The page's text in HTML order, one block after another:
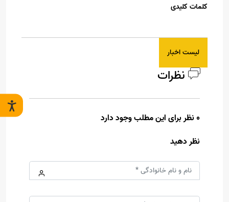
کلمات کلیدی
لیست اخبار
نظرات
0 نظر برای این مطلب وجود دارد
نظر دهید